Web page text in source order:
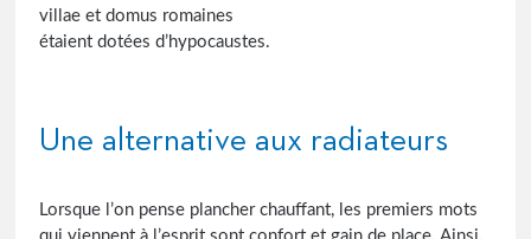
villae et domus romaines
étaient dotées d’hypocaustes.
Une alternative aux radiateurs
Lorsque l’on pense plancher chauffant, les premiers mots